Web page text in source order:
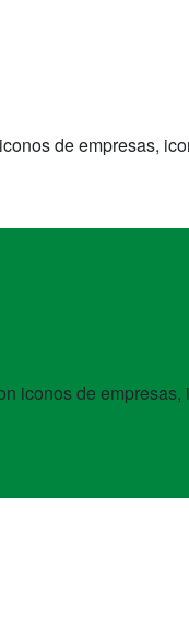
de empresas,
iconos de